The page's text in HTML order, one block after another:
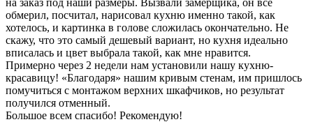
обмерил, посчитал, нарисовал кухню именно такой, как
хотелось, и картинка в голове сложилась окончательно. Не
скажу, что это самый дешевый вариант, но кухня идеально
вписалась и цвет выбрала такой, как мне нравится.
Примерно через 2 недели нам установили нашу кухню-
красавицу! «Благодаря» нашим кривым стенам, им пришлось
помучиться с монтажом верхних шкафчиков, но результат
получился отменный.
Большое всем спасибо! Рекомендую!